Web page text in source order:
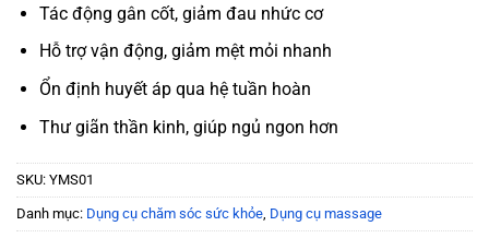
Tác động gân cốt, giảm đau nhức cơ
Hỗ trợ vận động, giảm mệt mỏi nhanh
Ổn định huyết áp qua hệ tuần hoàn
Thư giãn thần kinh, giúp ngủ ngon hơn
SKU: YMS01
Danh mục: Dụng cụ chăm sóc sức khỏe, Dụng cụ massage